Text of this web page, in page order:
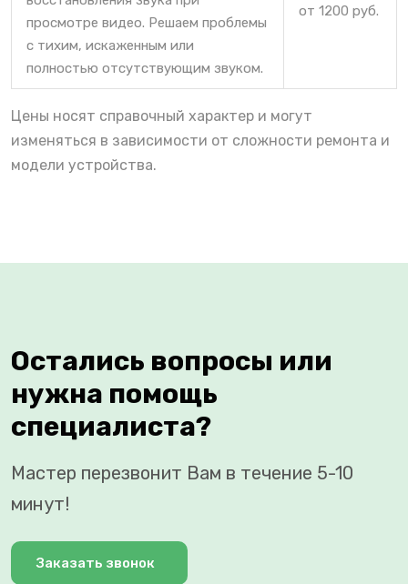
просмотре видео. Решаем проблемы
с тихим, искаженным или
полностью отсутствующим звуком.
от 1200 руб.
Цены носят справочный характер и могут
изменяться в зависимости от сложности ремонта и
модели устройства.
Остались вопросы или
нужна помощь
специалиста?
Мастер перезвонит Вам в течение 5-10
минут!
Заказать звонок